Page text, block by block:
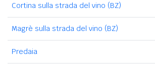
Cortina sulla strada del vino (BZ)
Magrè sulla strada del vino (BZ)
Predaia